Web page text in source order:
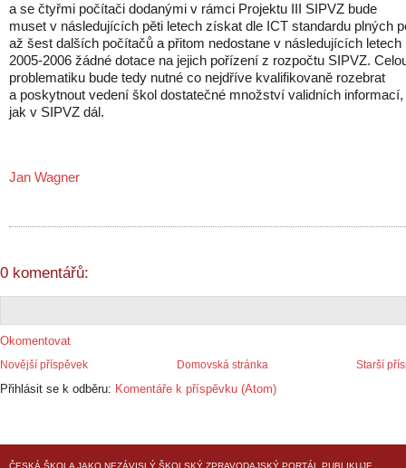
a se čtyřmi počítači dodanými v rámci Projektu III SIPVZ bude
muset v následujících pěti letech získat dle ICT standardu plných
až šest dalších počítačů a přitom nedostane v následujících letech
2005-2006 žádné dotace na jejich pořízení z rozpočtu SIPVZ.
problematiku bude tedy nutné co nejdříve kvalifikovaně rozebrat
a poskytnout vedení škol dostatečné množství validních informací,
jak v SIPVZ dál.
Jan Wagner
0 komentářů:
Okomentovat
Novější příspěvek Starší
Domovská stránka
Přihlásit se k odběru: Komentáře k příspěvku (Atom)
ČESKÁ ŠKOLA JAKO NEZÁVISLÝ ŠKOLSKÝ ZPRAVODAJSKÝ PORTÁL PUBLIKUJE